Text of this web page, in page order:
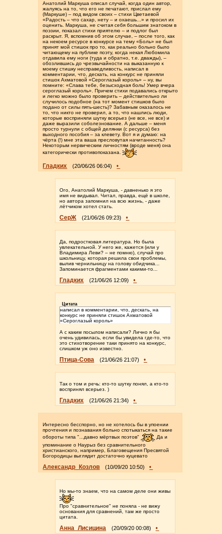
Анатолий Маркуша описал случай, когда один автор,
жалуясь на то, что его не печатают, прислал ему
(Маркуше) – под видом своих – стихи Цветаевой
«Радость – что сахар, нету – и охаешь...» и просил их
оценить. Маркуша, не считая себя большим знатоком в
поэзии, показал стихи приятелю – и подлог был
раскрыт. Я, вспомнив об этом случае, – после того, как
на некоем ресурсе в конкурсе на тему «Боль» не был
принят мой стишок про то, как реально больно было
читающему на публике поэту, когда некая Любомила
отдавила ему ноги (туда и обратно, т.е. дважды), –
обозлившись до чрезвычайности на выказанную к
моему стишку несправедливость, написал в
комментарии, что, дескать, на конкурс не приняли
стишок Ахматовой «Сероглазый король» – ну, вы
помните: «Слава тебе, безысходная боль! Умер вчера
сероглазый король». Причем стихи подавались открыто
и легко можно было проверить – действительно ли
случилось подобное (на тот момент стишков было
подано от силы пять-шесть)? Забавным оказалось не
то, что никто не проверил, а то, что нашлись люди,
которые восприняли шутку всерьез (не все, не все) и
даже выразили соболезнование. А дальше – меня
просто турнули с общей делянки (с ресурса) без
выходного пособия – за клевету. Вот я и думаю: на
чёрта (!) мне эта ваша пресловутая начитанность?
Некоторым нервическим личностям (вроде меня) она
категорически противопоказана.
Гладких (20/06/26 06:04) •
Ого, Анатолий Маркуша, - давненько я это
имя не видывал. Читал, правда, ещё в школе,
но автора запомнил на всю жизнь, - даже
лётчиком хотел стать.
СерЖ (21/06/26 09:23) •
Да, подростковая литература. Но была
увлекательной. У него же, кажется (или у
Владимира Леви? – не помню), случай про
школьницу, которая решила свои проблемы,
вылив чернильницу на голову обидчика...
Запоминается фрагментами какими-то...
Гладких (21/06/26 12:09) •
Цитата
написал в комментарии, что, дескать, на
конкурс не приняли стишок Ахматовой
«Сероглазый король»
А с каким посылом написали? Лично я бы
очень удивилась, если бы увидела где-то, что
это стихотворение таки принято на конкурс,
слишком уж оно известно.
Птица-Сова (21/06/26 21:07) •
Так о том и речь: кто-то шутку понял, а кто-то
воспринял всерьез. )
Гладких (21/06/26 21:34) •
Интересно бесспорно, но не хотелось бы в упоении
прочтения и познавания больно спотыкаться на такие
обороты типа "...давно мёртвых поэтов"
Да и
упоминание о Наурыз без сравнительного
христианского, например, Благовещения Пресвятой
Богородицы выглядит достаточно куцевато
Александр_Козлов (10/09/20 10:50) •
Но мы-то знаем, что на самом деле они живы
Про "сравнительное" не поняла - не вижу
основания для сравнений, там же просто
цитата.
Анна_Лисицина (20/09/20 00:08) •